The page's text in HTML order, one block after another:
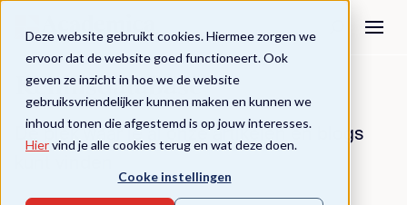
Deze website gebruikt cookies. Hiermee zorgen we
ervoor dat de website goed functioneert. Ook
geven ze inzicht in hoe we de website
gebruiksvriendelijker kunnen maken en kunnen we
inhoud tonen die afgestemd is op jouw interesses.
Hiervind je alle cookies terug en wat deze doen.
Cooke instellingen
Kennisdatabase
Dé plek waar je al onze artikelen en blogs